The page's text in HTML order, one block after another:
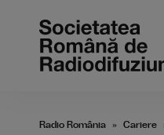
Radio România Cariere